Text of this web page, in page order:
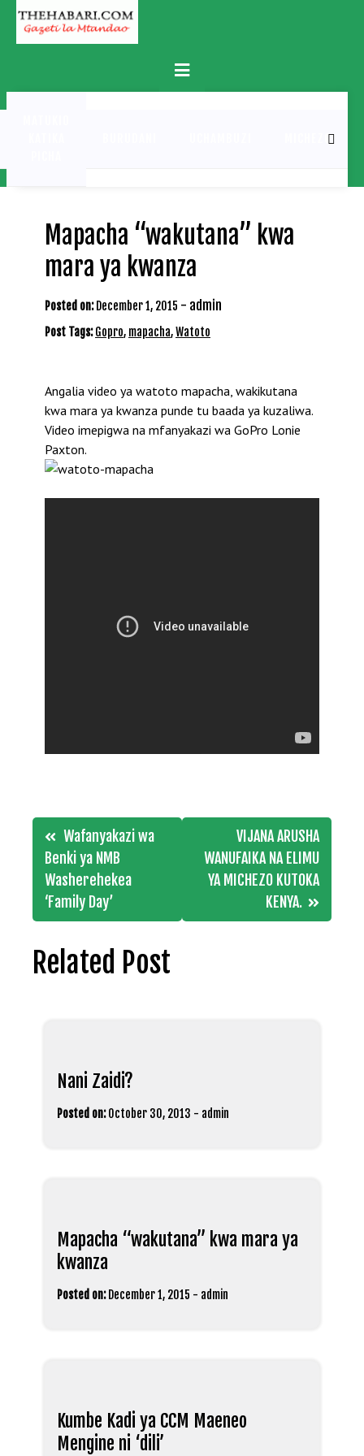
Skip
content
Primary
Menu
MICHEZO
Mapacha “wakutana” kwa
mara ya kwanza
Posted on: December 1, 2015 - admin
Post Tags:Gopro, mapacha,Watoto
Angalia video ya watoto mapacha, wakikutana
kwa mara ya kwanza punde tu baada ya kuzaliwa.
Video imepigwa na mfanyakazi wa GoPro Lonie
Paxton.
Post
navigation
Wafanyakazi wa
Benki ya NMB
Washerehekea
‘Family Day’
VIJANA ARUSHA
WANUFAIKA NA ELIMU
YA MICHEZO KUTOKA
KENYA.
Related Post
Nani Zaidi?
Posted on: October 30, 2013 - admin
Mapacha “wakutana” kwa mara ya
kwanza
Posted on: December 1, 2015 - admin
Kumbe Kadi ya CCM Maeneo
Mengine ni ‘dili’